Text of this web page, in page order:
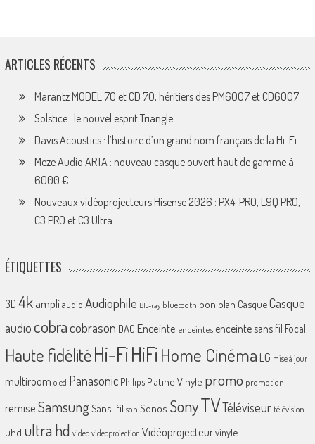
ARTICLES RÉCENTS
Marantz MODEL 70 et CD 70, héritiers des PM6007 et CD6007
Solstice : le nouvel esprit Triangle
Davis Acoustics : l’histoire d’un grand nom français de la Hi-Fi
Meze Audio ARTA : nouveau casque ouvert haut de gamme à
6000 €
Nouveaux vidéoprojecteurs Hisense 2026 : PX4-PRO, L9Q PRO,
C3 PRO et C3 Ultra
ÉTIQUETTES
3D 4k ampliaudio Audiophile Blu-ray bluetooth bon plan CasqueCasque
audio cobracobrason DAC Enceinte enceintes enceinte sans fil Focal
Haute fidélitéHi-FiHiFiHome Cinéma LG mise à jour
multiroom oled Panasonic Philips Platine Vinyle promo promotion
remiseSamsungSans-fil son Sonos SonyTVTéléviseur télévision
uhd ultra hd video videoprojection Vidéoprojecteurvinyle